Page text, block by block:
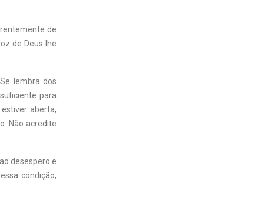
de
de Deus lhe
lembra dos
para
aberta,
Não acredite
desespero e
condição,